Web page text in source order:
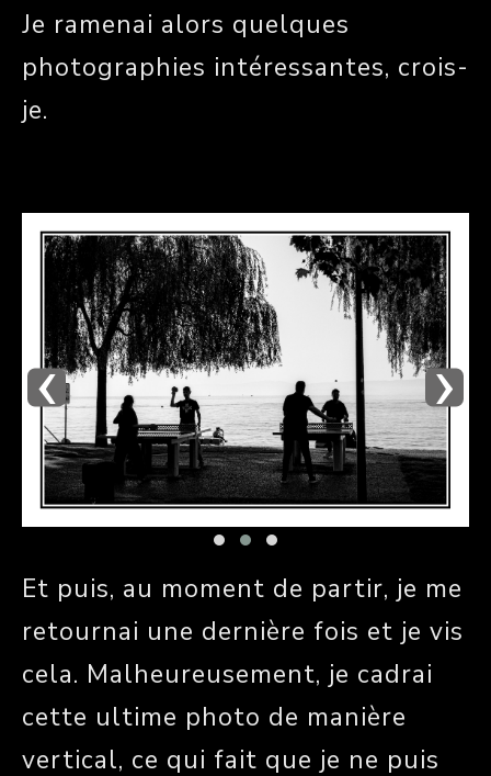
Je ramenai alors quelques
photographies intéressantes, crois-
je.
‹ ›
Et puis, au moment de partir, je me
retournai une dernière fois et je vis
cela. Malheureusement, je cadrai
cette ultime photo de manière
vertical, ce qui fait que je ne puis